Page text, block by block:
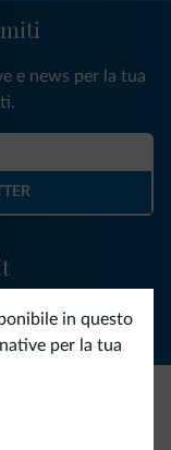
in questo
per la tua
e news per la tua